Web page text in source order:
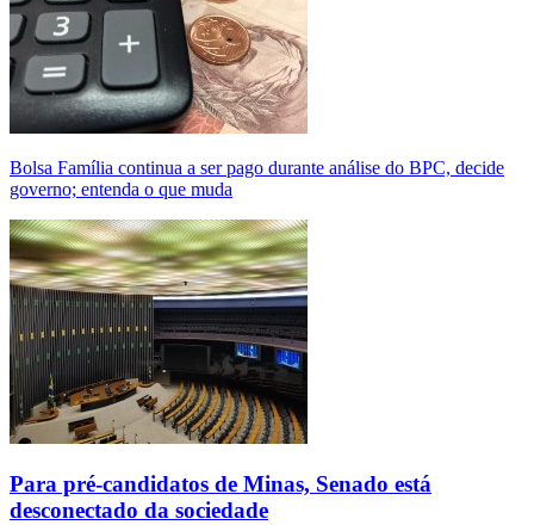
Bolsa Família continua a ser pago durante análise do BPC, decide
governo; entenda o que muda
Para pré-candidatos de Minas, Senado está
desconectado da sociedade